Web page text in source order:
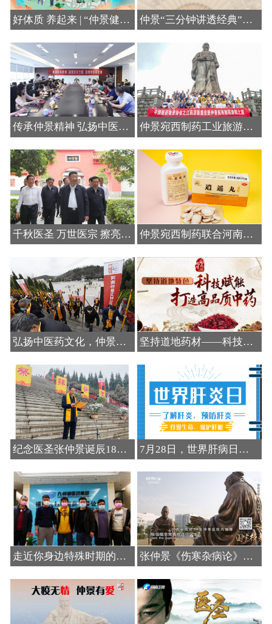
好体质 养起来 | “仲景健康节”解锁中医药养生新模式 仲景“三分钟讲透经典”分线分层推进实施
传承仲景精神 弘扬中医药文化 ，用科技赋能传统中医药 仲景宛西制药工业旅游｜走进医圣故里，感受仲景文化，弘扬中医药
千秋医圣 万世医宗 擦亮张仲景这块金字招牌 功在当下 仲景宛西制药联合河南中医药大学举办仲景经方逍遥丸征文活动
弘扬中医药文化，仲景宛西制药连年举办张仲景诞辰周年庆典活动 坚持道地药材——科技赋能，打造高品质中药
纪念医圣张仲景诞辰1872周年暨“2022春季仲景健康节”开幕 7月28日，世界肝病日，保护好你的肝脏
走近你身边特殊时期的英雄…… 张仲景《伤寒杂病论》在中国医学史上的巨大作用